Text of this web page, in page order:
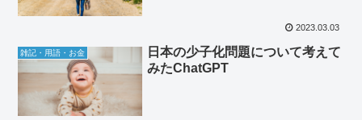
2023.03.03
雑記・用語・お金
日本の少子化問題について考えて
みたChatGPT